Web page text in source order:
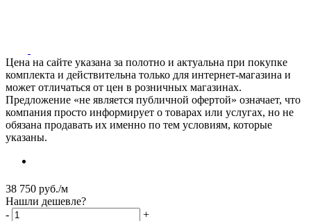
Цена на сайте указана за полотно и актуальна при покупке
комплекта и действительна только для интернет-магазина и
может отличаться от цен в розничных магазинах.
Предложение «не является публичной офертой» означает, что
компания просто информирует о товарах или услугах, но не
обязана продавать их именно по тем условиям, которые
указаны.
38 750 руб./м
Нашли дешевле?
-
+